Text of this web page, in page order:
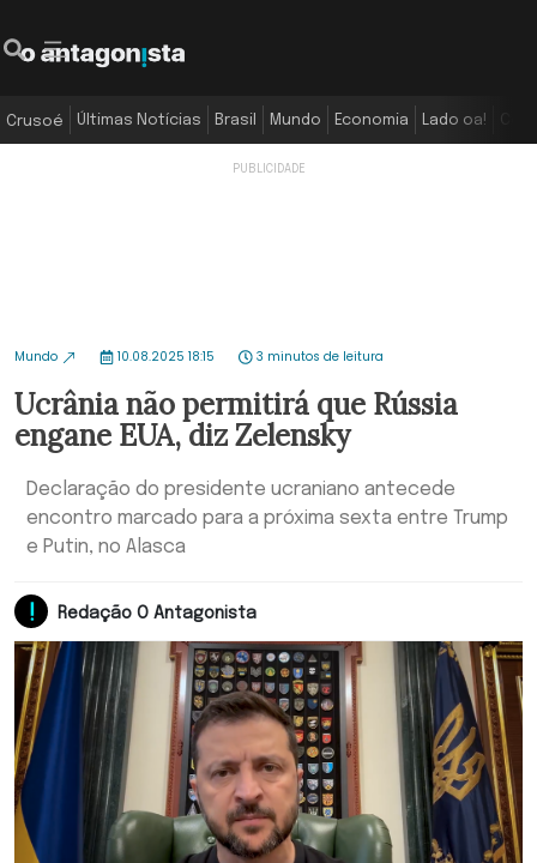
Crusoé Últimas Notícias Brasil Mundo Economia Lado oa!
Mundo 10.08.2025 18:15 3 minutos de leitura
Ucrânia não permitirá que Rússia
engane EUA, diz Zelensky
Declaração do presidente ucraniano antecede
encontro marcado para a próxima sexta entre Trump
e Putin, no Alasca
Redação O Antagonista